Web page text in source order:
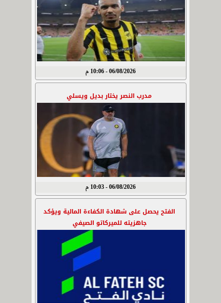
06/08/2026 - 10:06 م
مدرب النصر يختار بديل ويسلي
06/08/2026 - 10:03 م
الفتح يحصل على شهادة الكفاءة المالية ويؤكد
جاهزيته للميركاتو الصيفي